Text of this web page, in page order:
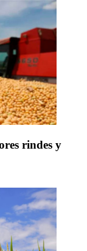
rindes y